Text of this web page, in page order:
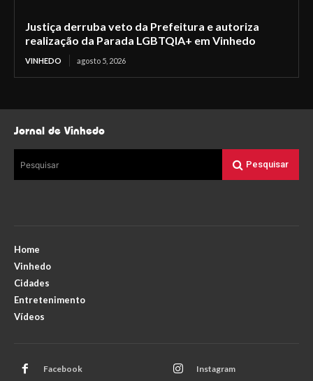
Justiça derruba veto da Prefeitura e autoriza
realização da Parada LGBTQIA+ em Vinhedo
VINHEDO agosto 5, 2026
Jornal de Vinhedo
Pesquisar Pesquisar
Home
Vinhedo
Cidades
Entretenimento
Vídeos
Facebook Instagram